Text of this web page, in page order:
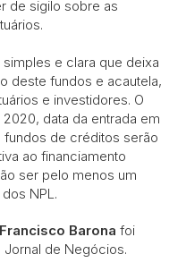
de sigilo sobre as
e clara que deixa
deste fundos e acautela,
e investidores. O
data da entrada em
de créditos serão
ao financiamento
ser pelo menos um
NPL.
Francisco Barona foi
de Negócios.